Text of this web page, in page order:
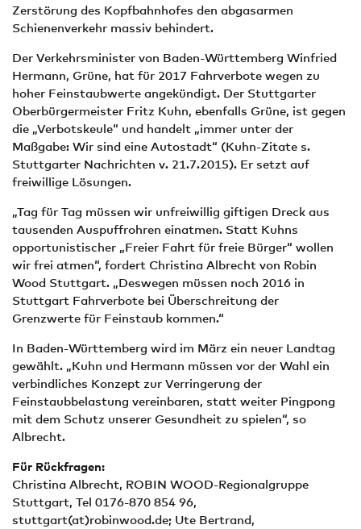
Zerstörung des Kopfbahnhofes den abgasarmen
Schienenverkehr massiv behindert.
Der Verkehrsminister von Baden-Württemberg Winfried
Hermann, Grüne, hat für 2017 Fahrverbote wegen zu
hoher Feinstaubwerte angekündigt. Der Stuttgarter
Oberbürgermeister Fritz Kuhn, ebenfalls Grüne, ist gegen
die „Verbotskeule“ und handelt „immer unter der
Maßgabe: Wir sind eine Autostadt“ (Kuhn-Zitate s.
Stuttgarter Nachrichten v. 21.7.2015). Er setzt auf
freiwillige Lösungen.
„Tag für Tag müssen wir unfreiwillig giftigen Dreck aus
tausenden Auspuffrohren einatmen. Statt Kuhns
opportunistischer „Freier Fahrt für freie Bürger“ wollen
wir frei atmen“, fordert Christina Albrecht von Robin
Wood Stuttgart. „Deswegen müssen noch 2016 in
Stuttgart Fahrverbote bei Überschreitung der
Grenzwerte für Feinstaub kommen.“
In Baden-Württemberg wird im März ein neuer Landtag
gewählt. „Kuhn und Hermann müssen vor der Wahl ein
verbindliches Konzept zur Verringerung der
Feinstaubbelastung vereinbaren, statt weiter Pingpong
mit dem Schutz unserer Gesundheit zu spielen“, so
Albrecht.
Für Rückfragen:
Christina Albrecht, ROBIN WOOD-Regionalgruppe
Stuttgart, Tel 0176-870 854 96,
stuttgart(at)robinwood.de; Ute Bertrand,